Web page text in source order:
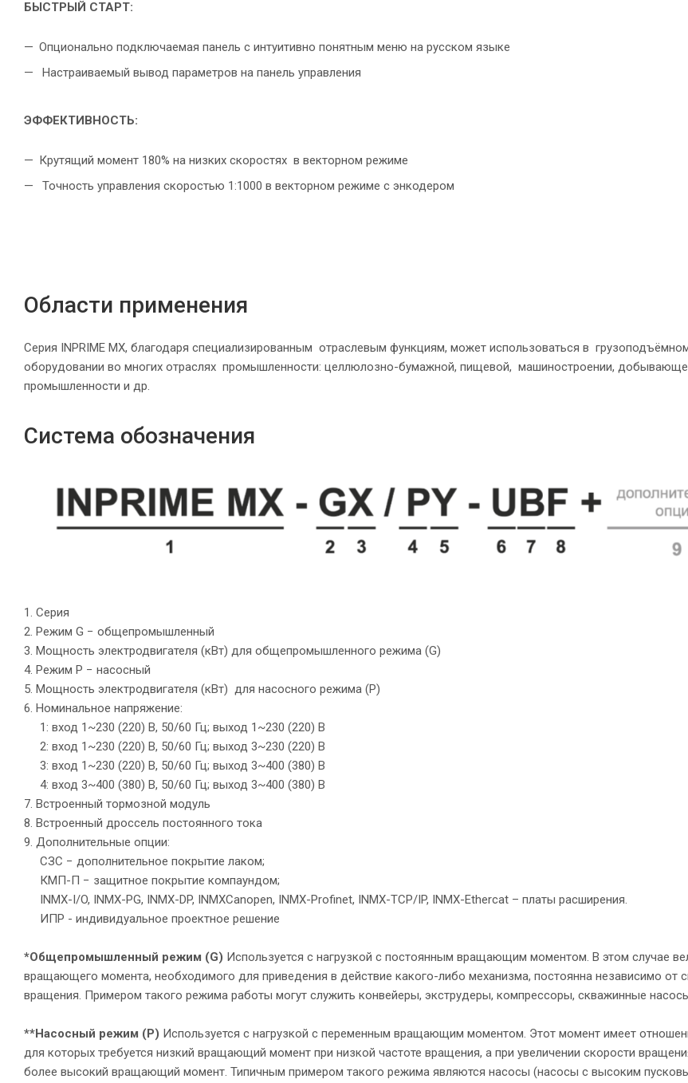
БЫСТРЫЙ СТАРТ:
Опционально подключаемая панель с интуитивно понятным меню на русском языке
Настраиваемый вывод параметров на панель управления
ЭФФЕКТИВНОСТЬ:
Крутящий момент 180% на низких скоростях в векторном режиме
Точность управления скоростью 1:1000 в векторном режиме с энкодером
Области применения
Серия INPRIME MX, благодаря специализированным отраслевым функциям, может использоваться в
оборудовании во многих отраслях промышленности: целлюлозно-бумажной, пищевой, машиностроении,
промышленности и др.
Система обозначения
1. Серия
2. Режим G − общепромышленный
3. Мощность электродвигателя (кВт) для общепромышленного режима (G)
4. Режим P − насосный
5. Мощность электродвигателя (кВт) для насосного режима (P)
6. Номинальное напряжение:
1: вход 1~230 (220) В, 50/60 Гц; выход 1~230 (220) В
2: вход 1~230 (220) В, 50/60 Гц; выход 3~230 (220) В
3: вход 1~230 (220) В, 50/60 Гц; выход 3~400 (380) В
4: вход 3~400 (380) В, 50/60 Гц; выход 3~400 (380) В
7. Встроенный тормозной модуль
8. Встроенный дроссель постоянного тока
9. Дополнительные опции:
СЗС − дополнительное покрытие лаком;
КМП-П − защитное покрытие компаундом;
INMX-I/O, INMX-PG, INMX-DP, INMXCanopen, INMX-Profinet, INMX-TCP/IP, INMX-Ethercat – платы расширения.
ИПР - индивидуальное проектное решение
*Общепромышленный режим (G) Используется с нагрузкой с постоянным вращающим моментом. В этом случае
вращающего момента, необходимого для приведения в действие какого-либо механизма, постоянна независимо от
вращения. Примером такого режима работы могут служить конвейеры, экструдеры, компрессоры, скважинные
**Насосный режим (P) Используется с нагрузкой с переменным вращающим моментом. Этот момент имеет
для которых требуется низкий вращающий момент при низкой частоте вращения, а при увеличении скорости
более высокий вращающий момент. Типичным примером такого режима являются насосы (насосы с высоким